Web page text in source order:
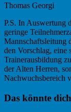
Thomas Georgi
P.S. In Auswertung
geringe
Mannschaftsleitung
den Vorschlag, eine
Trainerausbildung
der Alten Herren,
Nachwuchsbereich
Haupt-
Das könnte